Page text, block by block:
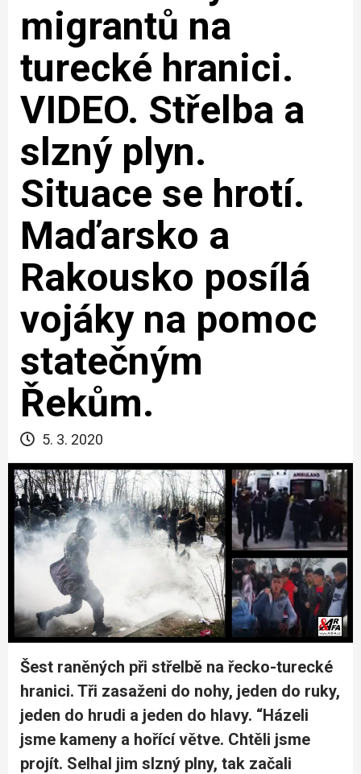
migrantů na
turecké hranici.
VIDEO. Střelba a
slzný plyn.
Situace se hrotí.
Maďarsko a
Rakousko posílá
vojáky na pomoc
statečným
Řekům.
5. 3. 2020
Šest raněných při střelbě na řecko-turecké
hranici. Tři zasaženi do nohy, jeden do ruky,
jeden do hrudi a jeden do hlavy. “Házeli
jsme kameny a hořící větve. Chtěli jsme
projít. Selhal jim slzný plny, tak začali